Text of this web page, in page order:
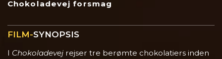
Chokoladevej forsmag
FILM-SYNOPSIS
I Chokoladevej rejser tre berømte chokolatiers inden